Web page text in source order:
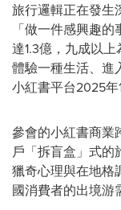
旅行邏輯正在發生
「做一件感興趣
達1.3億，九成以
體驗一種生活、進
小紅書平台2025年1
參會的小紅書商業
戶「拆盲盒」式的
獵奇心理與在地格
國消費者的出境游